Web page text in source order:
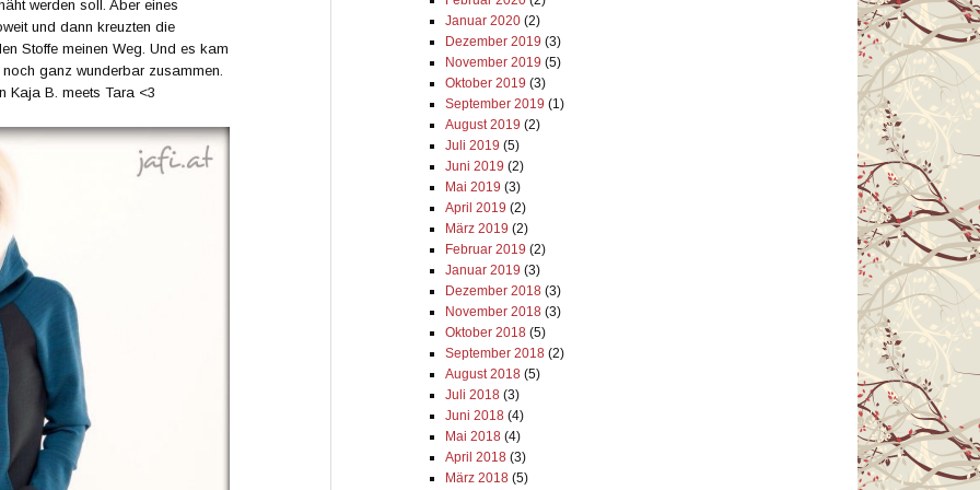
werden soll. Aber eines
und dann kreuzten die
Stoffe meinen Weg. Und es kam
ganz wunderbar zusammen.
Kaja B. meets Tara <3
Januar 2020(2)
Dezember 2019 (3)
November 2019 (5)
Oktober 2019 (3)
September 2019 (1)
August 2019 (2)
Juli 2019 (5)
Juni 2019 (2)
Mai 2019 (3)
April 2019 (2)
März 2019 (2)
Februar 2019 (2)
Januar 2019 (3)
Dezember 2018(3)
November 2018(3)
Oktober 2018(5)
September 2018(2)
August 2018(5)
Juli 2018(3)
Juni 2018(4)
Mai 2018(4)
April 2018(3)
März 2018(5)